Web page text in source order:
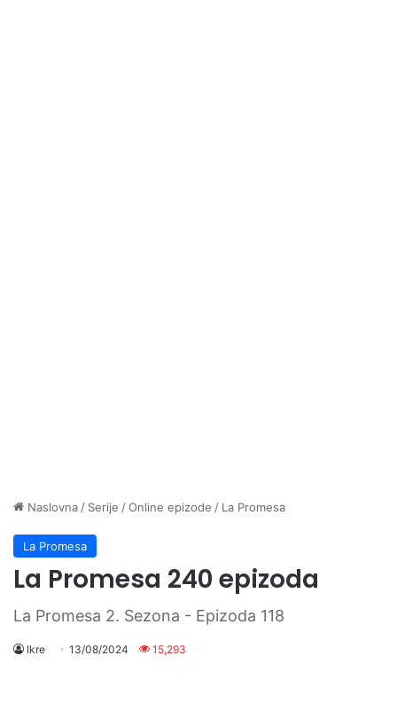
Naslovna / Serije /Online epizode / La Promesa
La Promesa
La Promesa 240 epizoda
La Promesa 2. Sezona - Epizoda 118
Ikre 13/08/2024 15,293